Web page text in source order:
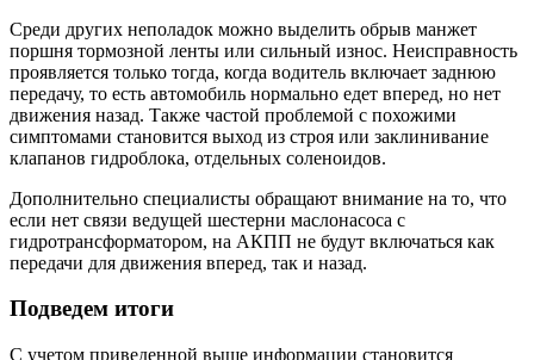
Среди других неполадок можно выделить обрыв манжет
поршня тормозной ленты или сильный износ. Неисправность
проявляется только тогда, когда водитель включает заднюю
передачу, то есть автомобиль нормально едет вперед, но нет
движения назад. Также частой проблемой с похожими
симптомами становится выход из строя или заклинивание
клапанов гидроблока, отдельных соленоидов.
Дополнительно специалисты обращают внимание на то, что
если нет связи ведущей шестерни маслонасоса с
гидротрансформатором, на АКПП не будут включаться как
передачи для движения вперед, так и назад.
Подведем итоги
С учетом приведенной выше информации становится